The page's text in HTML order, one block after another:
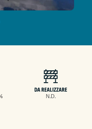
DA REALIZZARE
N.D.